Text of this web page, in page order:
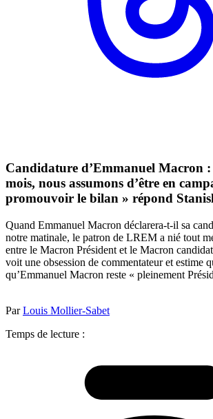
Candidature d’Emmanuel Macron :
mois, nous assumons d’être en
promouvoir le bilan » répond
Quand Emmanuel Macron déclarera-t-il sa
notre matinale, le patron de LREM a nié tout
entre le Macron Président et le Macron
voit une obsession de commentateur et estime
qu’Emmanuel Macron reste « pleinement
ParLouis Mollier-Sabet
Temps de lecture :